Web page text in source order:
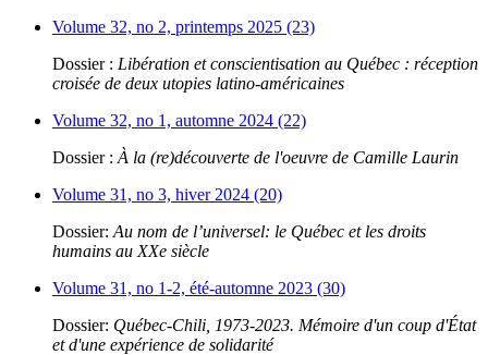
Volume 32, no 2, printemps 2025 (23)
Dossier : Libération et conscientisation au Québec : réception
croisée de deux utopies latino-américaines
Volume 32, no 1, automne 2024 (22)
Dossier : À la (re)découverte de l'oeuvre de Camille Laurin
Volume 31, no 3, hiver 2024 (20)
Dossier: Au nom de l’universel: le Québec et les droits
humains au XXe siècle
Volume 31, no 1-2, été-automne 2023 (30)
Dossier: Québec-Chili, 1973-2023. Mémoire d'un coup d'État
et d'une expérience de solidarité